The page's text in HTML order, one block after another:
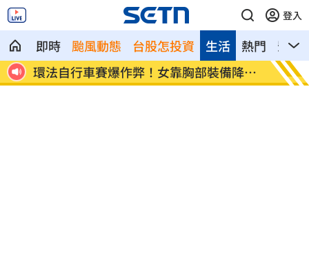
登入
即時 颱風動態 台股怎投資 熱門 影音
生活
備降風
學霸牙醫槓離職員工 為3萬筆電互告慘勝